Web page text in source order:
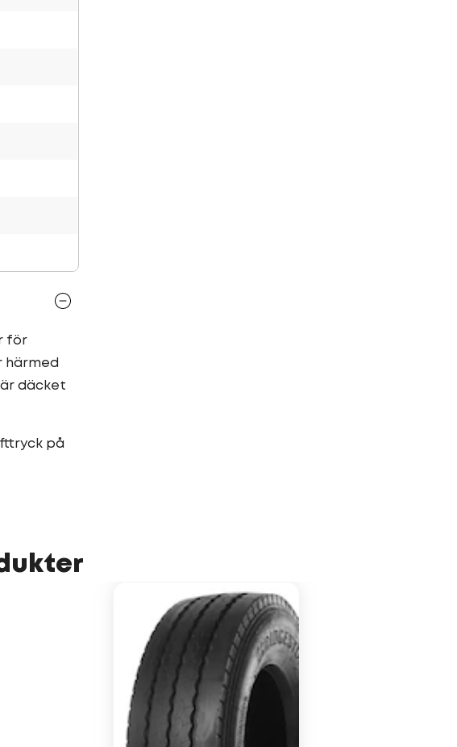
för
härmed
däcket
på